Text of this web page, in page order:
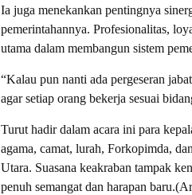
Ia juga menekankan pentingnya
pemerintahannya. Profesionalitas,
utama dalam membangun sistem
“Kalau pun nanti ada pergeseran
agar setiap orang bekerja sesuai
Turut hadir dalam acara ini para
agama, camat, lurah, Forkopimda,
Utara. Suasana keakraban tampak
penuh semangat dan harapan